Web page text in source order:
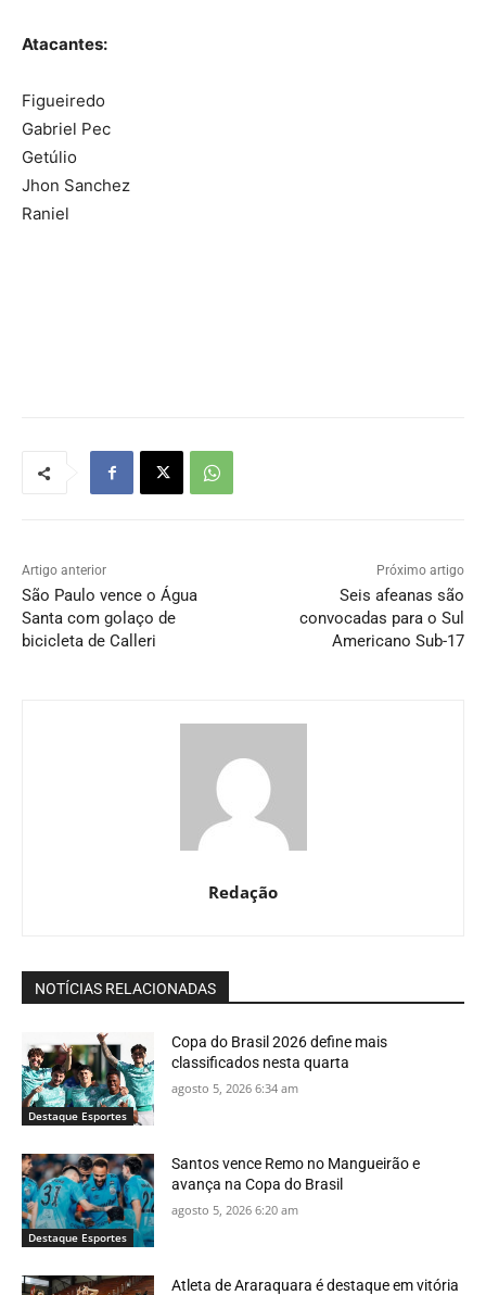
Atacantes:
Figueiredo
Gabriel Pec
Getúlio
Jhon Sanchez
Raniel
Artigo anterior
São Paulo vence o Água
Santa com golaço de
bicicleta de Calleri
Próximo artigo
Seis afeanas são
convocadas para o Sul
Americano Sub-17
Redação
NOTÍCIAS RELACIONADAS
Destaque Esportes
Copa do Brasil 2026 define mais
classificados nesta quarta
agosto 5, 2026 6:34 am
Destaque Esportes
Santos vence Remo no Mangueirão e
avança na Copa do Brasil
agosto 5, 2026 6:20 am
Atleta de Araraquara é destaque em vitória